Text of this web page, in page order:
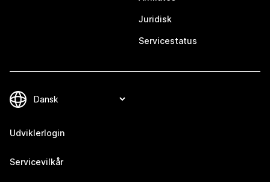
Juridisk
Servicestatus
Udviklerlogin
Servicevilkår